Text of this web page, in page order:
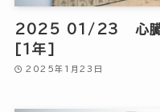
2025 01/23 心臓
[1年]
2025年1月23日